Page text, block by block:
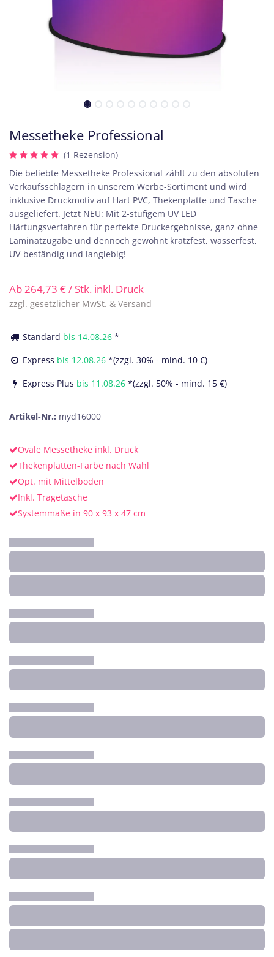
Messetheke Professional
(1 Rezension)
Die beliebte Messetheke Professional zählt zu den absoluten
Verkaufsschlagern in unserem Werbe-Sortiment und wird
inklusive Druckmotiv auf Hart PVC, Thekenplatte und Tasche
ausgeliefert. Jetzt NEU: Mit 2-stufigem UV LED
Härtungsverfahren für perfekte Druckergebnisse, ganz ohne
Laminatzugabe und dennoch gewohnt kratzfest, wasserfest,
UV-beständig und langlebig!
Ab264,73 €/ Stk. inkl. Druck
zzgl. gesetzlicher MwSt. & Versand
Standard bis 14.08.26 *
Express bis 12.08.26 *(zzgl. 30% - mind. 10 €)
Express Plus bis 11.08.26 *(zzgl. 50% - mind. 15 €)
Artikel-Nr.: myd16000
Ovale Messetheke inkl. Druck
Thekenplatten-Farbe nach Wahl
Opt. mit Mittelboden
Inkl. Tragetasche
Systemmaße in 90 x 93 x 47 cm